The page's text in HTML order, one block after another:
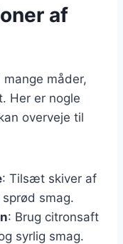
af
måder,
Her er nogle
overveje til
: Tilsæt skiver af
smag.
: Brug citronsaft
syrlig smag.